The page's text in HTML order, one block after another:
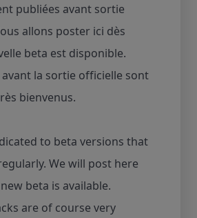
publiées avant sortie
allons poster ici dès
beta est disponible.
la sortie officielle sont
bienvenus.
to beta versions that
We will post here
beta is available.
are of course very